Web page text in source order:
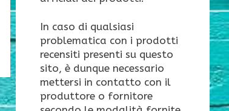
In caso di qualsiasi
problematica con i prodotti
recensiti presenti su questo
sito, è dunque necessario
mettersi in contatto con il
produttore o fornitore